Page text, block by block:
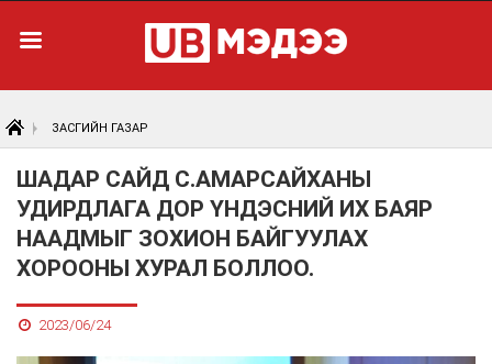
ЗАСГИЙН ГАЗАР
ШАДАР САЙД С.АМАРСАЙХАНЫ
УДИРДЛАГА ДОР ҮНДЭСНИЙ ИХ БАЯР
НААДМЫГ ЗОХИОН БАЙГУУЛАХ
ХОРООНЫ ХУРАЛ БОЛЛОО.
2023/06/24